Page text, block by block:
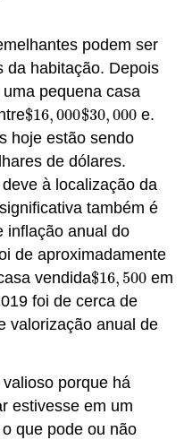
podem ser
da habitação. Depois
pequena casa
$16, 000
$16,000$30,000
$30, 000 e.
hoje estão sendo
de dólares.
à localização da
também é
inflação anual do
de aproximadamente
vendida$16, 500
$16, 500 em
foi de cerca de
valorização anual de
porque há
estivesse em um
que pode ou não